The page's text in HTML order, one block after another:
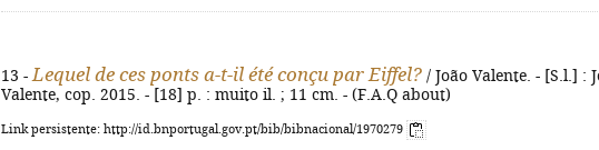
13 - Lequel de ces ponts a-t-il été conçu par Eiffel? / João Valente. - [S.l.] :
Valente, cop. 2015. - [18] p. : muito il. ; 11 cm. - (F.A.Q about)
Link persistente: http://id.bnportugal.gov.pt/bib/bibnacional/1970279